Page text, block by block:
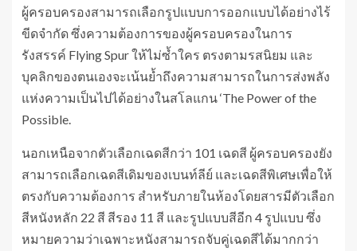
ผู้ครอบครองสามารถเลือกรูปแบบการออกแบบได้อย่างไร้
ขีดจำกัด ซึ่งความต้องการของผู้ครอบครองในการ
รังสรรค์ Flying Spur ให้ไม่ซ้ำใคร ตรงตามรสนิยม และ
บุคลิกของตนเองจะเน้นย้ำถึงความสามารถในการส่งพลัง
แห่งความเป็นไปได้อย่างในสโลแกน ‘The Power of the
Possible.
นอกเหนือจากตัวเลือกเฉดสีกว่า 101 เฉดสี ผู้ครอบครองยัง
สามารถเลือกเฉดสีเดิมของเบนท์ลีย์ และเฉดสีพิเศษเพื่อให้
ตรงกับความต้องการ สำหรับภายในห้องโดยสารมีตัวเลือก
สีหนังหลัก 22 สี สีรอง 11 สี และรูปแบบสีอีก 4 รูปแบบ ซึ่ง
หมายความว่าเฉพาะหนังสามารถจับคู่เฉดสีได้มากกว่า